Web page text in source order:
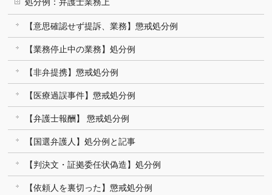
処分例：弁護士業務上
【意思確認せず提訴、業務】懲戒処分例
【業務停止中の業務】処分例
【非弁提携】懲戒処分例
【医療過誤事件】懲戒処分例
【弁護士報酬】 懲戒処分例
【国選弁護人】処分例と記事
【判決文・証拠委任状偽造】処分例
【依頼人を裏切った】懲戒処分例